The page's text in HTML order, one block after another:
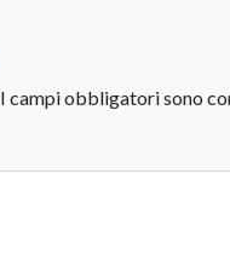
I campi obbligatori sono